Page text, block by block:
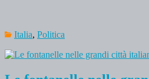
Italia, Politica